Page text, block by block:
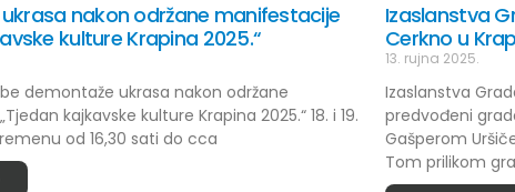
nakon održane manifestacije
kulture Krapina 2025.“
demontaže ukrasa nakon održane
kajkavske kulture Krapina 2025.“ 18. i 19.
od 16,30 sati do cca
Izaslanstva
Cerkno u
13. rujna 2025.
Izaslanstva
predvođeni
Gašperom
Tom prilikom